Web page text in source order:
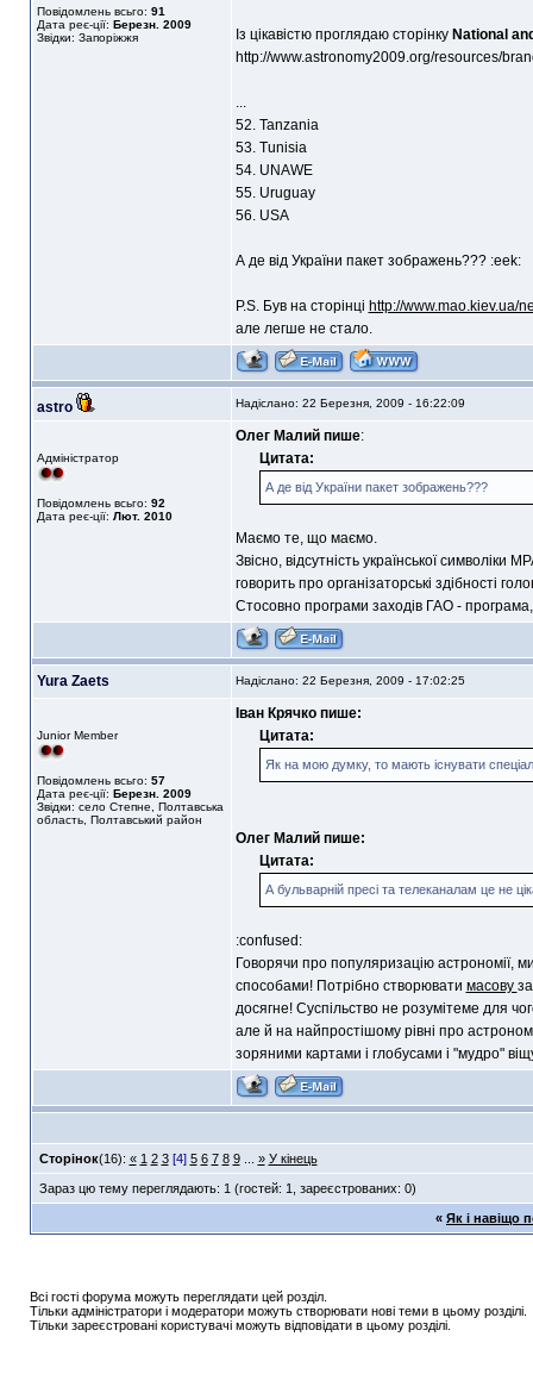
Повідомлень всьго: 91
Дата реє-ції: Березн. 2009
Звідки: Запоріжжя
Із цікавістю проглядаю сторінку National
http://www.astronomy2009.org/resources/
...
52. Tanzania
53. Tunisia
54. UNAWE
55. Uruguay
56. USA
А де від України пакет зображень??? :eek:
P.S. Був на сторінці http://www.mao.kiev.ua/
але легше не стало.
astro Надіслано: 22 Березня, 2009 - 16:22:09
Адміністратор
Повідомлень всьго: 92
Дата реє-ції: Лют. 2010
Олег Малий пише:
Цитата:
А де від України пакет зображень???
Маємо те, що маємо.
Звісно, відсутність української символіки
говорить про організаторські здібності
Стосовно програми заходів ГАО -
Yura Zaets Надіслано: 22 Березня, 2009 - 17:02:25
Junior Member
Повідомлень всьго: 57
Дата реє-ції: Березн. 2009
Звідки: село Степне, Полтавська
область, Полтавський район
Іван Крячко пише:
Цитата:
Як на мою думку, то мають існувати
Олег Малий пише:
Цитата:
А бульварній пресі та телеканалам це не
:confused:
Говорячи про популяризацію астрономії,
способами! Потрібно створювати масову
досягне! Суспільство не розумітеме для
але й на найпростішому рівні про
зоряними картами і глобусами і "мудро"
Сторінок(16): « 1 2 3 [4] 5 6 7 8 9... » У кінець
Зараз цю тему переглядають: 1 (гостей: 1, зареєстрованих: 0)
« Як і навіщо
Всі гості форума можуть переглядати цей розділ.
Тільки адміністратори і модератори можуть створювати нові теми в цьому розділі.
Тільки зареєстровані користувачі можуть відповідати в цьому розділі.